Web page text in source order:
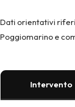
Dati orientativi
Poggiomarino e
Intervento